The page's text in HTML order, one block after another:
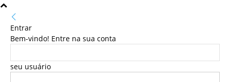
Entrar
Bem-vindo! Entre na sua conta
seu usuário